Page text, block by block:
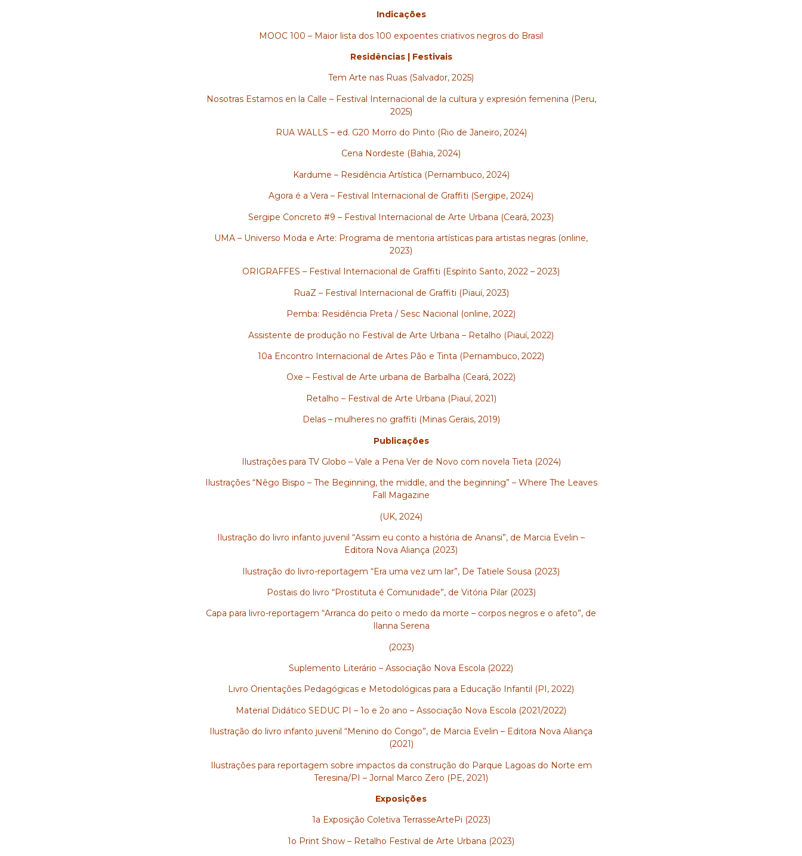
Indicações
MOOC 100 – Maior lista dos 100 expoentes criativos negros do Brasil
Residências | Festivais
Tem Arte nas Ruas (Salvador, 2025)
Nosotras Estamos en la Calle – Festival Internacional de la cultura y expresión femenina (Peru,
2025)
RUA WALLS – ed. G20 Morro do Pinto (Rio de Janeiro, 2024)
Cena Nordeste (Bahia, 2024)
Kardume – Residência Artística (Pernambuco, 2024)
Agora é a Vera – Festival Internacional de Graffiti (Sergipe, 2024)
Sergipe Concreto #9 – Festival Internacional de Arte Urbana (Ceará, 2023)
UMA – Universo Moda e Arte: Programa de mentoria artísticas para artistas negras (online,
2023)
ORIGRAFFES – Festival Internacional de Graffiti (Espírito Santo, 2022 – 2023)
RuaZ – Festival Internacional de Graffiti (Piauí, 2023)
Pemba: Residência Preta / Sesc Nacional (online, 2022)
Assistente de produção no Festival de Arte Urbana – Retalho (Piauí, 2022)
10a Encontro Internacional de Artes Pão e Tinta (Pernambuco, 2022)
Oxe – Festival de Arte urbana de Barbalha (Ceará, 2022)
Retalho – Festival de Arte Urbana (Piauí, 2021)
Delas – mulheres no graffiti (Minas Gerais, 2019)
Publicações
Ilustrações para TV Globo – Vale a Pena Ver de Novo com novela Tieta (2024)
Ilustrações “Nêgo Bispo – The Beginning, the middle, and the beginning” – Where The Leaves
Fall Magazine
(UK, 2024)
Ilustração do livro infanto juvenil “Assim eu conto a história de Anansi”, de Marcia Evelin –
Editora Nova Aliança (2023)
Ilustração do livro-reportagem “Era uma vez um lar”, De Tatiele Sousa (2023)
Postais do livro “Prostituta é Comunidade”, de Vitória Pilar (2023)
Capa para livro-reportagem “Arranca do peito o medo da morte – corpos negros e o afeto”, de
Ilanna Serena
(2023)
Suplemento Literário – Associação Nova Escola (2022)
Livro Orientações Pedagógicas e Metodológicas para a Educação Infantil (PI, 2022)
Material Didático SEDUC PI – 1o e 2o ano – Associação Nova Escola (2021/2022)
Ilustração do livro infanto juvenil “Menino do Congo”, de Marcia Evelin – Editora Nova Aliança
(2021)
Ilustrações para reportagem sobre impactos da construção do Parque Lagoas do Norte em
Teresina/PI – Jornal Marco Zero (PE, 2021)
Exposições
1a Exposição Coletiva TerrasseArtePi (2023)
1o Print Show – Retalho Festival de Arte Urbana (2023)